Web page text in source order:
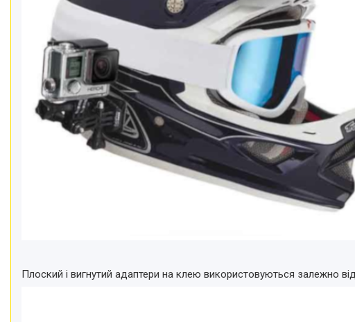
Плоский і вигнутий адаптери на клею використовуються залежно